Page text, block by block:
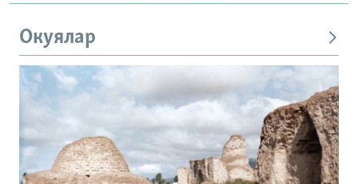
Окуялар